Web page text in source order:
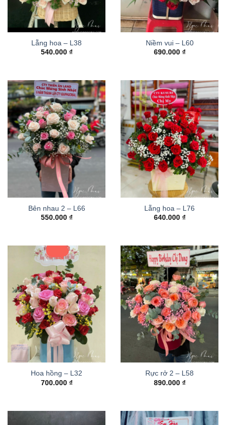
Lẵng hoa – L38
540.000 ₫
Niềm vui – L60
690.000 ₫
Bên nhau 2 – L66
550.000 ₫
Lẵng hoa – L76
640.000 ₫
Hoa hồng – L32
700.000 ₫
Rực rở 2 – L58
890.000 ₫